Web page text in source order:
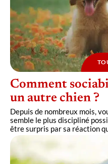
Comment
un autre chien ?
Depuis de nombreux mois,
semble le plus discipliné
être surpris par sa réaction